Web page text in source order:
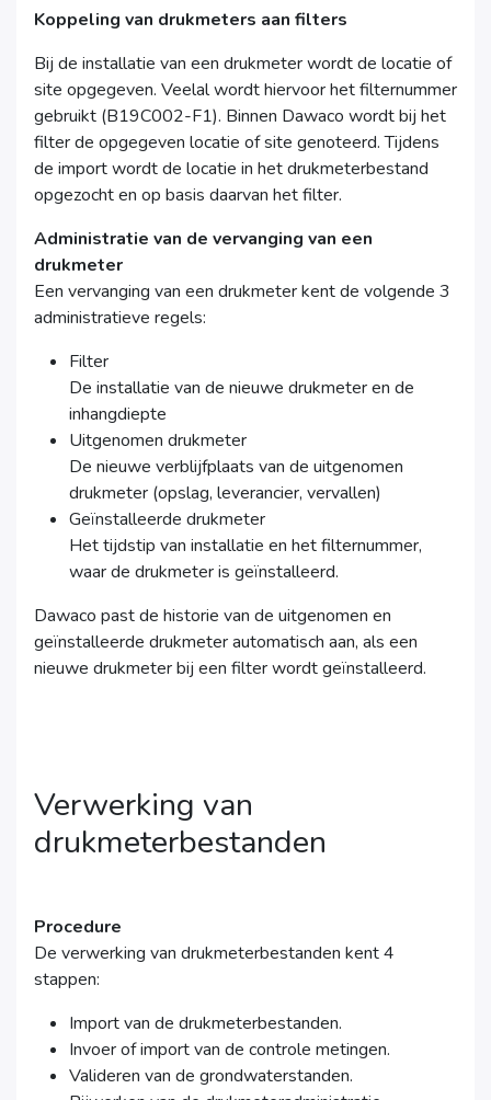
Koppeling van drukmeters aan filters
Bij de installatie van een drukmeter wordt de locatie of
site opgegeven. Veelal wordt hiervoor het filternummer
gebruikt (B19C002-F1). Binnen Dawaco wordt bij het
filter de opgegeven locatie of site genoteerd. Tijdens
de import wordt de locatie in het drukmeterbestand
opgezocht en op basis daarvan het filter.
Administratie van de vervanging van een
drukmeter
Een vervanging van een drukmeter kent de volgende 3
administratieve regels:
Filter
De installatie van de nieuwe drukmeter en de
inhangdiepte
Uitgenomen drukmeter
De nieuwe verblijfplaats van de uitgenomen
drukmeter (opslag, leverancier, vervallen)
Geïnstalleerde drukmeter
Het tijdstip van installatie en het filternummer,
waar de drukmeter is geïnstalleerd.
Dawaco past de historie van de uitgenomen en
geïnstalleerde drukmeter automatisch aan, als een
nieuwe drukmeter bij een filter wordt geïnstalleerd.
Verwerking van
drukmeterbestanden
Procedure
De verwerking van drukmeterbestanden kent 4
stappen:
Import van de drukmeterbestanden.
Invoer of import van de controle metingen.
Valideren van de grondwaterstanden.